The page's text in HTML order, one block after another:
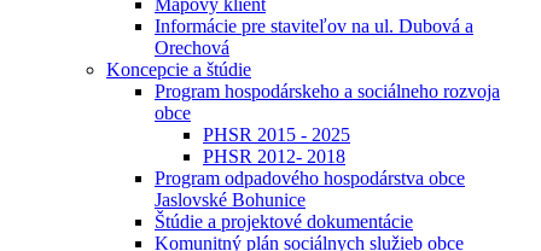
Mapový klient
Informácie pre staviteľov na ul. Dubová a
Orechová
Koncepcie a štúdie
Program hospodárskeho a sociálneho rozvoja
obce
PHSR 2015 - 2025
PHSR 2012- 2018
Program odpadového hospodárstva obce
Jaslovské Bohunice
Štúdie a projektové dokumentácie
Komunitný plán sociálnych služieb obce